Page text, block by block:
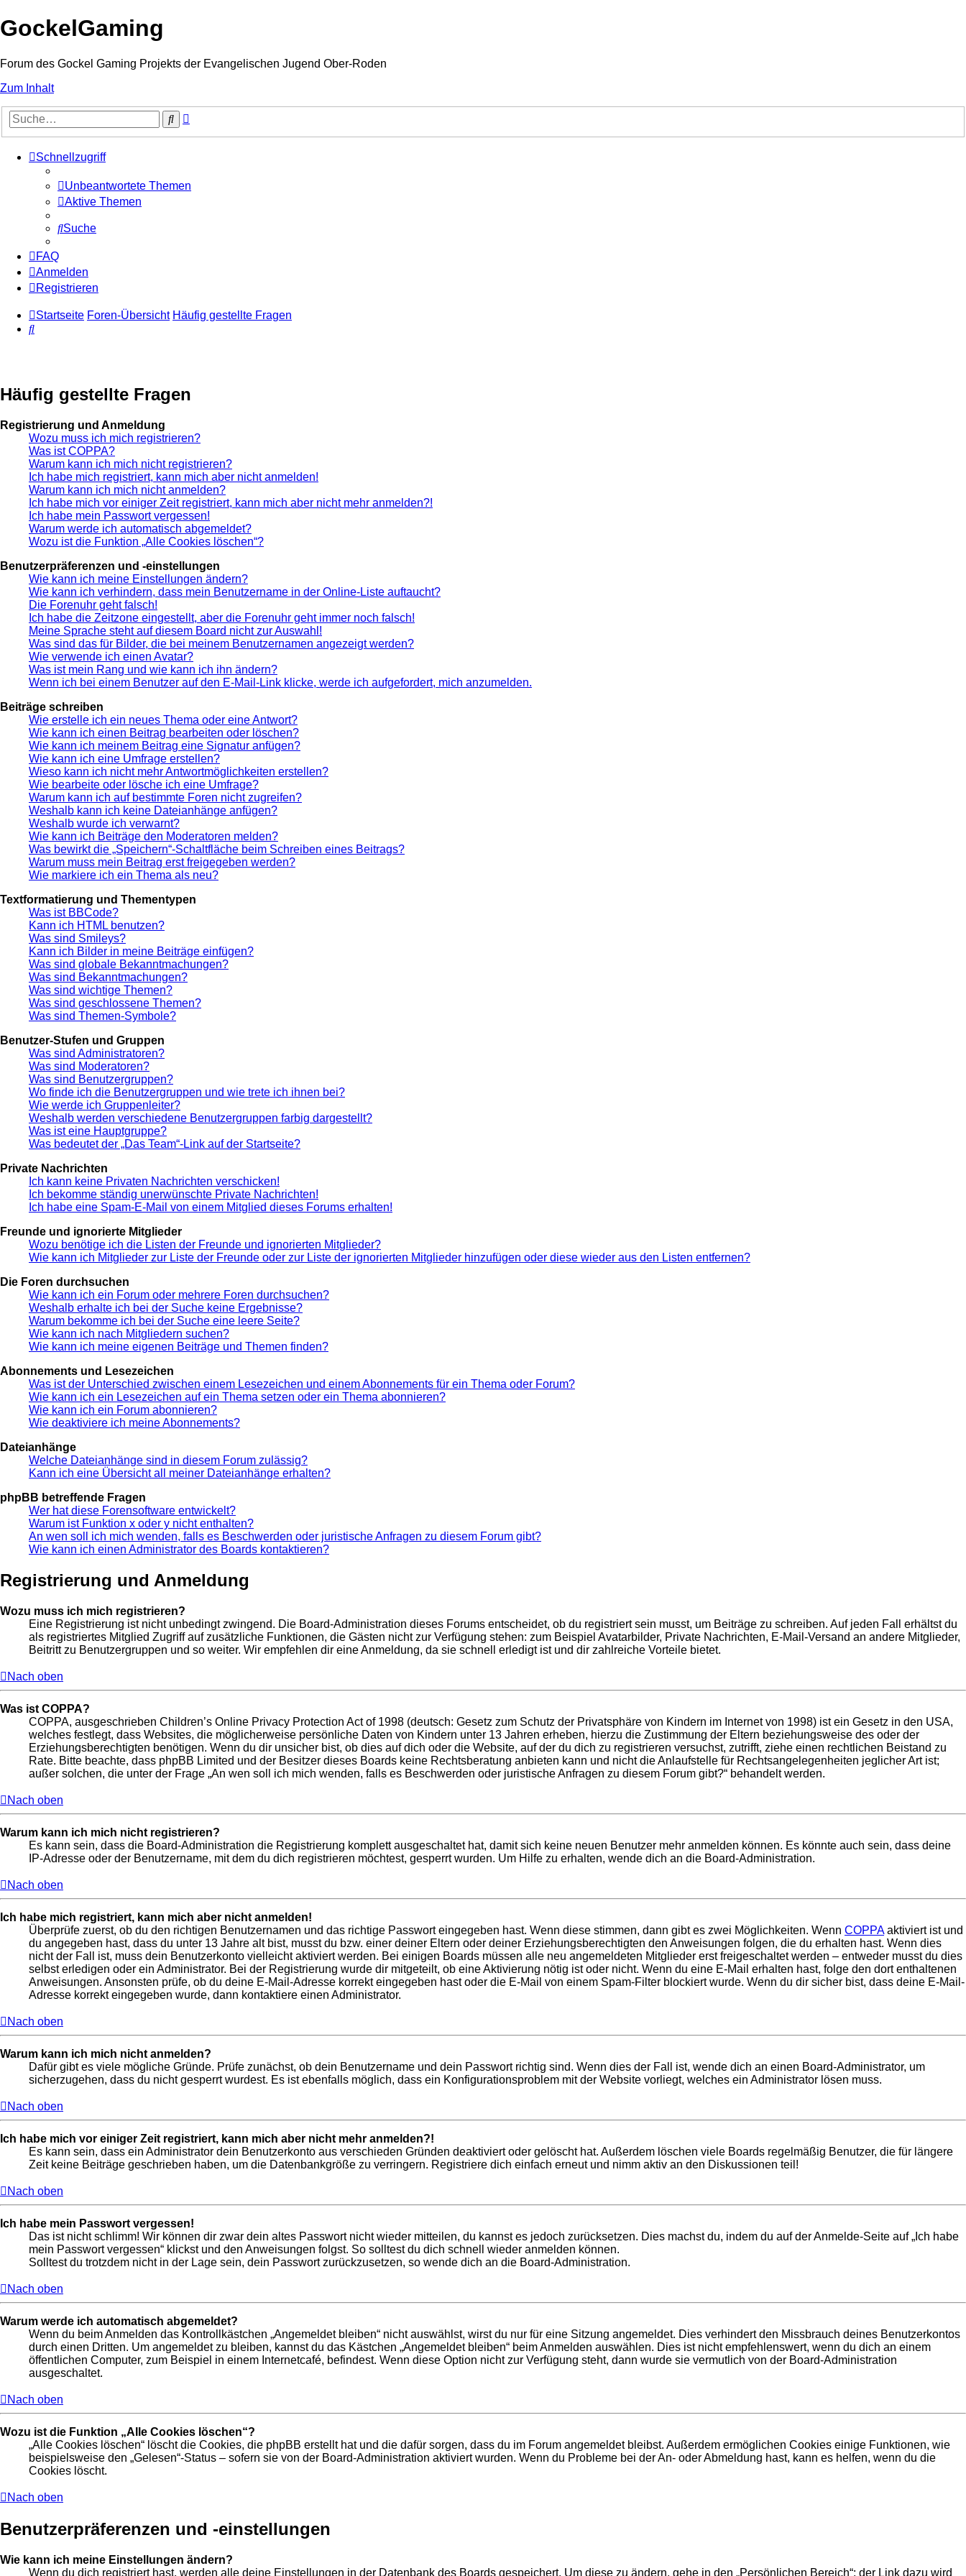
GockelGaming
Forum des Gockel Gaming Projekts der Evangelischen Jugend Ober-Roden
Zum Inhalt
Suche
Schnellzugriff
Unbeantwortete Themen
Aktive Themen
Suche
FAQ
Anmelden
Registrieren
Startseite Foren-Übersicht Häufig gestellte Fragen
Suche
Häufig gestellte Fragen
Registrierung und Anmeldung
Wozu muss ich mich registrieren?
Was ist COPPA?
Warum kann ich mich nicht registrieren?
Ich habe mich registriert, kann mich aber nicht anmelden!
Warum kann ich mich nicht anmelden?
Ich habe mich vor einiger Zeit registriert, kann mich aber nicht mehr anmelden?!
Ich habe mein Passwort vergessen!
Warum werde ich automatisch abgemeldet?
Wozu ist die Funktion „Alle Cookies löschen“?
Benutzerpräferenzen und -einstellungen
Wie kann ich meine Einstellungen ändern?
Wie kann ich verhindern, dass mein Benutzername in der Online-Liste auftaucht?
Die Forenuhr geht falsch!
Ich habe die Zeitzone eingestellt, aber die Forenuhr geht immer noch falsch!
Meine Sprache steht auf diesem Board nicht zur Auswahl!
Was sind das für Bilder, die bei meinem Benutzernamen angezeigt werden?
Wie verwende ich einen Avatar?
Was ist mein Rang und wie kann ich ihn ändern?
Wenn ich bei einem Benutzer auf den E-Mail-Link klicke, werde ich aufgefordert, mich anzumelden.
Beiträge schreiben
Wie erstelle ich ein neues Thema oder eine Antwort?
Wie kann ich einen Beitrag bearbeiten oder löschen?
Wie kann ich meinem Beitrag eine Signatur anfügen?
Wie kann ich eine Umfrage erstellen?
Wieso kann ich nicht mehr Antwortmöglichkeiten erstellen?
Wie bearbeite oder lösche ich eine Umfrage?
Warum kann ich auf bestimmte Foren nicht zugreifen?
Weshalb kann ich keine Dateianhänge anfügen?
Weshalb wurde ich verwarnt?
Wie kann ich Beiträge den Moderatoren melden?
Was bewirkt die „Speichern“-Schaltfläche beim Schreiben eines Beitrags?
Warum muss mein Beitrag erst freigegeben werden?
Wie markiere ich ein Thema als neu?
Textformatierung und Thementypen
Was ist BBCode?
Kann ich HTML benutzen?
Was sind Smileys?
Kann ich Bilder in meine Beiträge einfügen?
Was sind globale Bekanntmachungen?
Was sind Bekanntmachungen?
Was sind wichtige Themen?
Was sind geschlossene Themen?
Was sind Themen-Symbole?
Benutzer-Stufen und Gruppen
Was sind Administratoren?
Was sind Moderatoren?
Was sind Benutzergruppen?
Wo finde ich die Benutzergruppen und wie trete ich ihnen bei?
Wie werde ich Gruppenleiter?
Weshalb werden verschiedene Benutzergruppen farbig dargestellt?
Was ist eine Hauptgruppe?
Was bedeutet der „Das Team“-Link auf der Startseite?
Private Nachrichten
Ich kann keine Privaten Nachrichten verschicken!
Ich bekomme ständig unerwünschte Private Nachrichten!
Ich habe eine Spam-E-Mail von einem Mitglied dieses Forums erhalten!
Freunde und ignorierte Mitglieder
Wozu benötige ich die Listen der Freunde und ignorierten Mitglieder?
Wie kann ich Mitglieder zur Liste der Freunde oder zur Liste der ignorierten Mitglieder hinzufügen oder diese wieder aus den Listen entfernen?
Die Foren durchsuchen
Wie kann ich ein Forum oder mehrere Foren durchsuchen?
Weshalb erhalte ich bei der Suche keine Ergebnisse?
Warum bekomme ich bei der Suche eine leere Seite?
Wie kann ich nach Mitgliedern suchen?
Wie kann ich meine eigenen Beiträge und Themen finden?
Abonnements und Lesezeichen
Was ist der Unterschied zwischen einem Lesezeichen und einem Abonnements für ein Thema oder Forum?
Wie kann ich ein Lesezeichen auf ein Thema setzen oder ein Thema abonnieren?
Wie kann ich ein Forum abonnieren?
Wie deaktiviere ich meine Abonnements?
Dateianhänge
Welche Dateianhänge sind in diesem Forum zulässig?
Kann ich eine Übersicht all meiner Dateianhänge erhalten?
phpBB betreffende Fragen
Wer hat diese Forensoftware entwickelt?
Warum ist Funktion x oder y nicht enthalten?
An wen soll ich mich wenden, falls es Beschwerden oder juristische Anfragen zu diesem Forum gibt?
Wie kann ich einen Administrator des Boards kontaktieren?
Registrierung und Anmeldung
Wozu muss ich mich registrieren?
Eine Registrierung ist nicht unbedingt zwingend. Die Board-Administration dieses Forums entscheidet, ob du registriert sein musst, um Beiträge zu schreiben. Auf jeden Fall erhältst du
als registriertes Mitglied Zugriff auf zusätzliche Funktionen, die Gästen nicht zur Verfügung stehen: zum Beispiel Avatarbilder, Private Nachrichten, E-Mail-Versand an andere Mitglieder,
Beitritt zu Benutzergruppen und so weiter. Wir empfehlen dir eine Anmeldung, da sie schnell erledigt ist und dir zahlreiche Vorteile bietet.
Nach oben
Was ist COPPA?
COPPA, ausgeschrieben Children’s Online Privacy Protection Act of 1998 (deutsch: Gesetz zum Schutz der Privatsphäre von Kindern im Internet von 1998) ist ein Gesetz in den USA,
welches festlegt, dass Websites, die möglicherweise persönliche Daten von Kindern unter 13 Jahren erheben, hierzu die Zustimmung der Eltern beziehungsweise des oder der
Erziehungsberechtigten benötigen. Wenn du dir unsicher bist, ob dies auf dich oder die Website, auf der du dich zu registrieren versuchst, zutrifft, ziehe einen rechtlichen Beistand zu
Rate. Bitte beachte, dass phpBB Limited und der Besitzer dieses Boards keine Rechtsberatung anbieten kann und nicht die Anlaufstelle für Rechtsangelegenheiten jeglicher Art ist;
außer solchen, die unter der Frage „An wen soll ich mich wenden, falls es Beschwerden oder juristische Anfragen zu diesem Forum gibt?“ behandelt werden.
Nach oben
Warum kann ich mich nicht registrieren?
Es kann sein, dass die Board-Administration die Registrierung komplett ausgeschaltet hat, damit sich keine neuen Benutzer mehr anmelden können. Es könnte auch sein, dass deine
IP-Adresse oder der Benutzername, mit dem du dich registrieren möchtest, gesperrt wurden. Um Hilfe zu erhalten, wende dich an die Board-Administration.
Nach oben
Ich habe mich registriert, kann mich aber nicht anmelden!
Überprüfe zuerst, ob du den richtigen Benutzernamen und das richtige Passwort eingegeben hast. Wenn diese stimmen, dann gibt es zwei Möglichkeiten. Wenn COPPAaktiviert ist und
du angegeben hast, dass du unter 13 Jahre alt bist, musst du bzw. einer deiner Eltern oder deiner Erziehungsberechtigten den Anweisungen folgen, die du erhalten hast. Wenn dies
nicht der Fall ist, muss dein Benutzerkonto vielleicht aktiviert werden. Bei einigen Boards müssen alle neu angemeldeten Mitglieder erst freigeschaltet werden – entweder musst du dies
selbst erledigen oder ein Administrator. Bei der Registrierung wurde dir mitgeteilt, ob eine Aktivierung nötig ist oder nicht. Wenn du eine E-Mail erhalten hast, folge den dort enthaltenen
Anweisungen. Ansonsten prüfe, ob du deine E-Mail-Adresse korrekt eingegeben hast oder die E-Mail von einem Spam-Filter blockiert wurde. Wenn du dir sicher bist, dass deine E-Mail-
Adresse korrekt eingegeben wurde, dann kontaktiere einen Administrator.
Nach oben
Warum kann ich mich nicht anmelden?
Dafür gibt es viele mögliche Gründe. Prüfe zunächst, ob dein Benutzername und dein Passwort richtig sind. Wenn dies der Fall ist, wende dich an einen Board-Administrator, um
sicherzugehen, dass du nicht gesperrt wurdest. Es ist ebenfalls möglich, dass ein Konfigurationsproblem mit der Website vorliegt, welches ein Administrator lösen muss.
Nach oben
Ich habe mich vor einiger Zeit registriert, kann mich aber nicht mehr anmelden?!
Es kann sein, dass ein Administrator dein Benutzerkonto aus verschieden Gründen deaktiviert oder gelöscht hat. Außerdem löschen viele Boards regelmäßig Benutzer, die für längere
Zeit keine Beiträge geschrieben haben, um die Datenbankgröße zu verringern. Registriere dich einfach erneut und nimm aktiv an den Diskussionen teil!
Nach oben
Ich habe mein Passwort vergessen!
Das ist nicht schlimm! Wir können dir zwar dein altes Passwort nicht wieder mitteilen, du kannst es jedoch zurücksetzen. Dies machst du, indem du auf der Anmelde-Seite auf „Ich habe
mein Passwort vergessen“ klickst und den Anweisungen folgst. So solltest du dich schnell wieder anmelden können.
Solltest du trotzdem nicht in der Lage sein, dein Passwort zurückzusetzen, so wende dich an die Board-Administration.
Nach oben
Warum werde ich automatisch abgemeldet?
Wenn du beim Anmelden das Kontrollkästchen „Angemeldet bleiben“ nicht auswählst, wirst du nur für eine Sitzung angemeldet. Dies verhindert den Missbrauch deines Benutzerkontos
durch einen Dritten. Um angemeldet zu bleiben, kannst du das Kästchen „Angemeldet bleiben“ beim Anmelden auswählen. Dies ist nicht empfehlenswert, wenn du dich an einem
öffentlichen Computer, zum Beispiel in einem Internetcafé, befindest. Wenn diese Option nicht zur Verfügung steht, dann wurde sie vermutlich von der Board-Administration
ausgeschaltet.
Nach oben
Wozu ist die Funktion „Alle Cookies löschen“?
„Alle Cookies löschen“ löscht die Cookies, die phpBB erstellt hat und die dafür sorgen, dass du im Forum angemeldet bleibst. Außerdem ermöglichen Cookies einige Funktionen, wie
beispielsweise den „Gelesen“-Status – sofern sie von der Board-Administration aktiviert wurden. Wenn du Probleme bei der An- oder Abmeldung hast, kann es helfen, wenn du die
Cookies löscht.
Nach oben
Benutzerpräferenzen und -einstellungen
Wie kann ich meine Einstellungen ändern?
Wenn du dich registriert hast, werden alle deine Einstellungen in der Datenbank des Boards gespeichert. Um diese zu ändern, gehe in den „Persönlichen Bereich“; der Link dazu wird